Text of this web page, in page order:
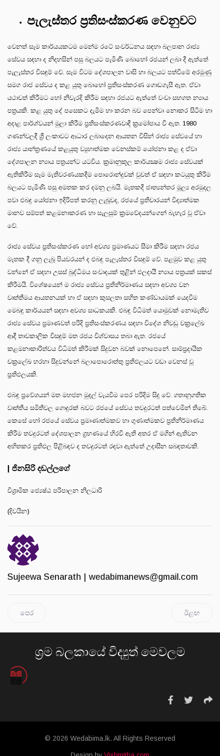
පැලැස්තර ප්‍රතිසංස්කරණ වෙනුවට
වෙනත් සෑම කාර්යයකටම මෙන්ම රටේ සංවර්ධනය සඳහා බලපාන රාජ්‍ය
සේවය සඳහා ද නිදහසින් පසු බලයට පැමිණි බොහෝ රජයන් ලබා දී ඇත්තේ
පැලැස්තර විසඳුම් වේ. සෑම විටම දේශපාලන වාසි හා බලයට පත්වීමේ අරමුණු
සමග රාජ සේවය ද කළ යුතු බොහෝ ප්‍රතිසංස්කරණ ගොඩගැසී ඇත. ඒවා
යථාවත් කිරීමට හෝ නිවැරදි කිරීම සඳහා රජයට ඇත්තේ වංචා සහගත න්‍යාය
පත්‍රයකි. කළ යුතු දේ පසෙකට දැමීම හා කරන බව පෙන්වා නොකර සිටීම හා
අදාළ පාර්ශ්වයන් මුලා කිරීම ප්‍රතිසංස්කරණවාදී ක්‍රමෝපාය වී ඇත. 1980
ගණන්වලදී ශ්‍රී ලංකාවට ආධාර ලබාදෙන ආයතන විසින් රාජ්‍ය සේවයේ හා
රාජ්‍ය යාන්ත්‍රණයේ කළයුතු ව්‍යුහාත්මක වෙනස්කම් යෝජනා කළ ද ඒවා
දේශපාලන න්‍යාය පත්‍රයන්ට යටවිය. ක්‍රමානුකූල කාර්යක්‍ෂම රාජ්‍ය සේවයක්
ඇතිකිරීම සෑම මැතිවරණයකදීම පොරොන්දුවක් වුවත් ඒ සඳහා කටයුතු කිරීම
බලයට පැමිණි පසු අමතක කර දමනු ලබයි. මෑතකදී ජාත්‍යන්තර මූල්‍ය අරමුදල
පවා එබඳු යෝජනා ඉදිරිපත් කරනු ලැබූවද, රජයේ ප්‍රතිචාරයන් විද්‍යාත්මක
මානව සම්පත් කළමනාකරණ හා සැලසුම් ක්‍රමවේදයන්ගෙන් බැහැර වූ ඒවා
වේ.
රාජ්‍ය සේවය ප්‍රතිසංස්කරණ හෝ අවශ්‍ය ප්‍රමාණයට සීමා කිරීම සඳහා රජය
මෑතක දී ගනු ලැබූ පියවරයන් ද එබඳු පැලැස්තර විසඳුම් වේ. පළමුව කළ යුතු
වන්නේ ඒ සඳහා උසස් බුද්ධිමය සංවාදයක් තුළින් ඵලදායී න්‍යාය පත්‍රයක් සකස්
කිරීමයි. විශේෂයෙන් ම රාජ්‍ය සේවය ප්‍රතිනිර්මාණය සඳහා අවශ්‍ය වන
වෘත්තීමය ආයතනයක් හා ඒ සඳහා කුසලතා සහිත කණ්ඩායමක් යෙදවීම
මෙබඳු කාර්යයන් සඳහා අවශ්‍ය සාධකයකි. එබඳු විධිමත් යොමුවක් නොමැතිව
රාජ්‍ය සේවය ප්‍රමාණවත් පරිදි ප්‍රතිසංස්කරණය සඳහා විදේශ නිවඩු චක්‍රලේඛ
ආදී තාවකාලික විසඳුම් මත රජය විශ්වාසය තබා ඇත. රජයේ
කළමනාකාරිත්වය විධිමත් කිරීමක් සිදුවන බවක් නොපෙනේ. සාම්ප්‍රදායික
චක්‍රලේඛ හරහා සිදුවන්නේ බලාපොරොත්තු ප්‍රතිඵලයට වඩා වෙනස් වූ
ප්‍රතිඵලයකි.
එබඳු ප්‍රවේශයන් මත මහජන මුදල් වැයවීම පෙර පරිදිම සිදු වේ. ගතානුගතික
වෘත්තීය සමිතිවල ගොදුරක් බවට රජයේ සේවය තවදුරටත් පත්වෙමින් තිබේ.
කෙසේ හෝ රජයේ සේවය ප්‍රමාණාත්මකව හා ගුණාත්මකව ප්‍රතිනිර්මාණය
කිරීම තවදුරටත් දේශපාලන ග්‍රහණයේ හිරවී ඇති අතර ඒ මගින් ඇතිවන
අහිතකර ප්‍රතිඵල පිළිබඳව ද තවදුරටත් රඳවා ඇත්තේ උදාසීන සබඳතාවකි.
| ජිනසිරි දඩල්ලගේ
විශ්‍රාමික ජ්‍යෙෂ්ඨ පරිපාලන නිලධාරි
(දිවයින)
Sujeewa Senarath | wedabimanews@gmail.com
පෙර ඊළඟ
ශ්‍රම බලකායේ විද්‍යුත් මෙවලම
© 2026 Wedabima.lk. All Rights Reserved